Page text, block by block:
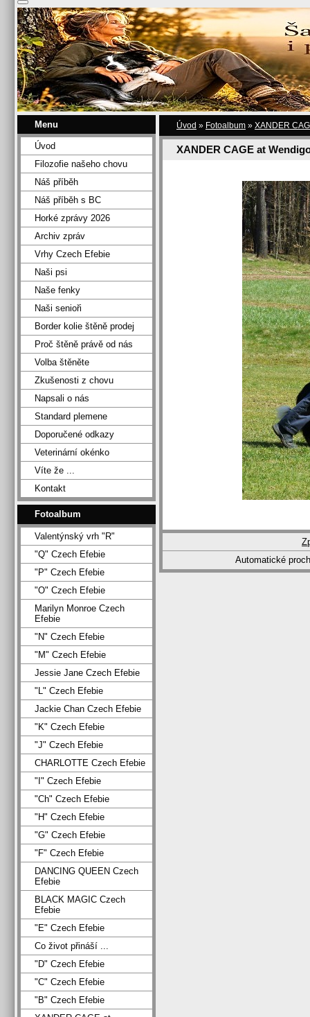
Úvod » Fotoalbum » XANDER
XANDER CAGE at
Automatické
Menu
Úvod
Filozofie našeho chovu
Náš příběh
Náš příběh s BC
Horké zprávy 2026
Archiv zpráv
Vrhy Czech Efebie
Naši psi
Naše fenky
Naši senioři
Border kolie štěně prodej
Proč štěně právě od nás
Volba štěněte
Zkušenosti z chovu
Napsali o nás
Standard plemene
Doporučené odkazy
Veterinární okénko
Víte že ...
Kontakt
Fotoalbum
Valentýnský vrh "R"
"Q" Czech Efebie
"P" Czech Efebie
"O" Czech Efebie
Marilyn Monroe Czech
Efebie
"N" Czech Efebie
"M" Czech Efebie
Jessie Jane Czech Efebie
"L" Czech Efebie
Jackie Chan Czech Efebie
"K" Czech Efebie
"J" Czech Efebie
CHARLOTTE Czech Efebie
"I" Czech Efebie
"Ch" Czech Efebie
"H" Czech Efebie
"G" Czech Efebie
"F" Czech Efebie
DANCING QUEEN Czech
Efebie
BLACK MAGIC Czech
Efebie
"E" Czech Efebie
Co život přináší ...
"D" Czech Efebie
"C" Czech Efebie
"B" Czech Efebie